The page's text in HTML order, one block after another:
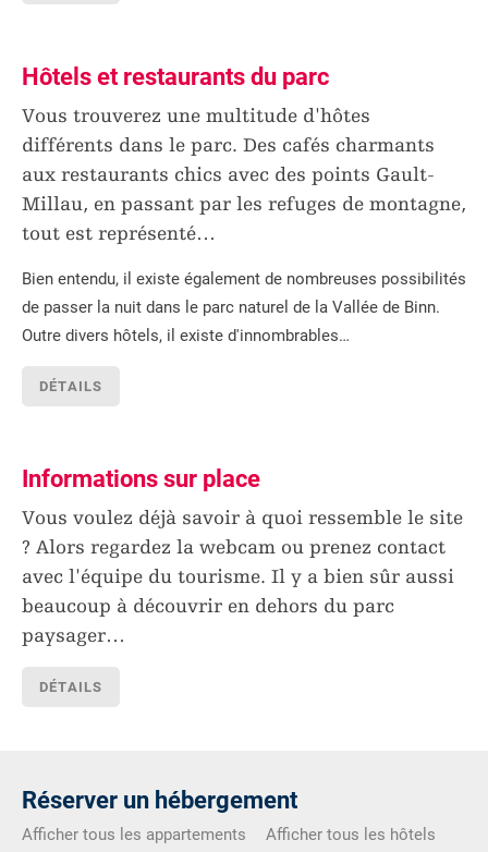
Hôtels et restaurants du parc
Vous trouverez une multitude d'hôtes
différents dans le parc. Des cafés charmants
aux restaurants chics avec des points Gault-
Millau, en passant par les refuges de montagne,
tout est représenté…
Bien entendu, il existe également de nombreuses possibilités
de passer la nuit dans le parc naturel de la Vallée de Binn.
Outre divers hôtels, il existe d'innombrables…
DÉTAILS
Informations sur place
Vous voulez déjà savoir à quoi ressemble le site
? Alors regardez la webcam ou prenez contact
avec l'équipe du tourisme. Il y a bien sûr aussi
beaucoup à découvrir en dehors du parc
paysager…
DÉTAILS
Réserver un hébergement
Afficher tous les appartements Afficher tous les hôtels